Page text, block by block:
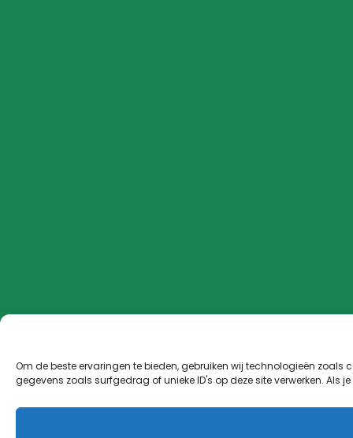
Om de beste ervaringen te bieden, gebruiken wij technologieën
gegevens zoals surfgedrag of unieke ID's op deze site verwerken.